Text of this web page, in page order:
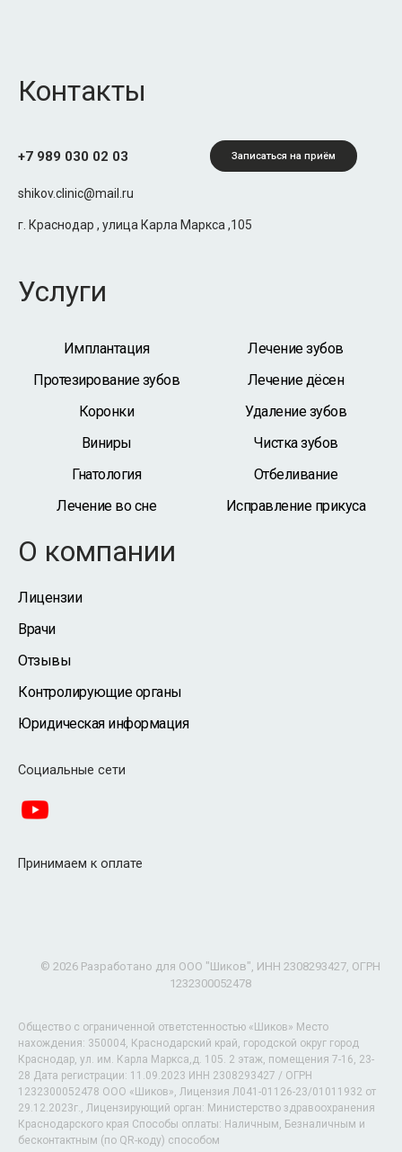
Услуги
Имплантация
Протезирование зубов
Коронки
Виниры
Гнатология
Лечение во сне
Лечение зубов
Лечение дёсен
Удаление зубов
Чистка зубов
Отбеливание
Исправление прикуса
Контакты
+7 989 030 02 03 Записаться на приём
shikov.clinic@mail.ru
г. Краснодар , улица Карла Маркса ,105
О компании
Лицензии
Врачи
Отзывы
Контролирующие органы
Юридическая информация
Социальные сети
Принимаем к оплате
© 2026 Разработано для ООО "Шиков", ИНН 2308293427, ОГРН
1232300052478
Общество с ограниченной ответстенностью «Шиков» Место
нахождения: 350004, Краснодарский край, городской округ город
Краснодар, ул. им. Карла Маркса,д. 105. 2 этаж, помещения 7-16, 23-
28 Дата регистрации: 11.09.2023 ИНН 2308293427 / ОГРН
1232300052478 ООО «Шиков», Лицензия Л041-01126-23/01011932 от
29.12.2023г., Лицензирующий орган: Министерство здравоохранения
Краснодарского края Способы оплаты: Наличным, Безналичным и
бесконтактным (по QR-коду) способом